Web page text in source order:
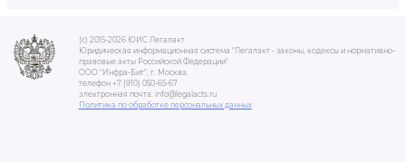
(c) 2015-2026 ЮИС Легалакт
Юридическая информационная система "Легалакт - законы, кодексы и нормативно-
правовые акты Российской Федерации"
ООО "Инфра-Бит", г. Москва.
телефон +7 (910) 050-65-67
электронная почта: info@legalacts.ru
Политика по обработке персональных данных